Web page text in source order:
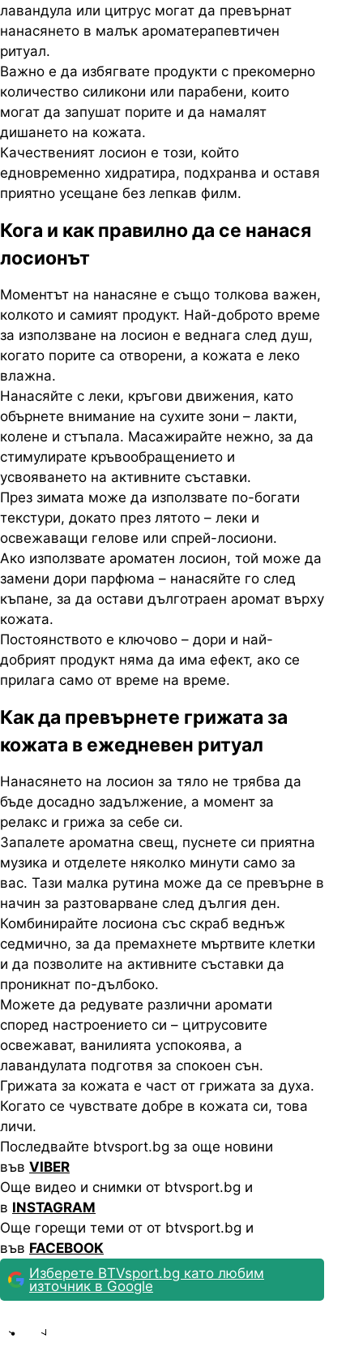
лавандула или цитрус могат да превърнат
нанасянето в малък ароматерапевтичен
ритуал.
Важно е да избягвате продукти с прекомерно
количество силикони или парабени, които
могат да запушат порите и да намалят
дишането на кожата.
Качественият лосион е този, който
едновременно хидратира, подхранва и оставя
приятно усещане без лепкав филм.
Кога и как правилно да се нанася
лосионът
Моментът на нанасяне е също толкова важен,
колкото и самият продукт. Най-доброто време
за използване на лосион е веднага след душ,
когато порите са отворени, а кожата е леко
влажна.
Нанасяйте с леки, кръгови движения, като
обърнете внимание на сухите зони – лакти,
колене и стъпала. Масажирайте нежно, за да
стимулирате кръвообращението и
усвояването на активните съставки.
През зимата може да използвате по-богати
текстури, докато през лятото – леки и
освежаващи гелове или спрей-лосиони.
Ако използвате ароматен лосион, той може да
замени дори парфюма – нанасяйте го след
къпане, за да остави дълготраен аромат върху
кожата.
Постоянството е ключово – дори и най-
добрият продукт няма да има ефект, ако се
прилага само от време на време.
Как да превърнете грижата за
кожата в ежедневен ритуал
Нанасянето на лосион за тяло не трябва да
бъде досадно задължение, а момент за
релакс и грижа за себе си.
Запалете ароматна свещ, пуснете си приятна
музика и отделете няколко минути само за
вас. Тази малка рутина може да се превърне в
начин за разтоварване след дългия ден.
Комбинирайте лосиона със скраб веднъж
седмично, за да премахнете мъртвите клетки
и да позволите на активните съставки да
проникнат по-дълбоко.
Можете да редувате различни аромати
според настроението си – цитрусовите
освежават, ванилията успокоява, а
лавандулата подготвя за спокоен сън.
Грижата за кожата е част от грижата за духа.
Когато се чувствате добре в кожата си, това
личи.
Последвайте btvsport.bg за още новини
във VIBER
Още видео и снимки от btvsport.bg и
в INSTAGRAM
Още горещи теми от от btvsport.bg и
във FACEBOOK
Изберете BTVsport.bg като любим
източник в Google